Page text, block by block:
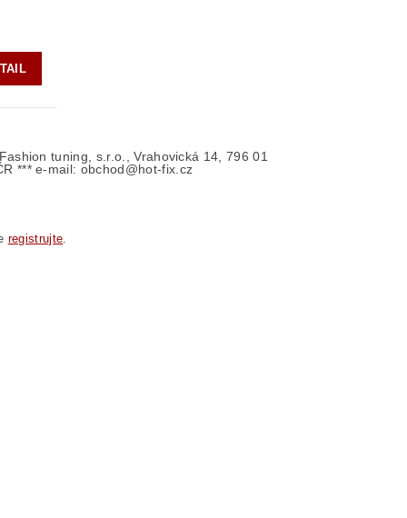
tuning, s.r.o., Vrahovická 14, 796 01
*** e-mail: obchod@hot-fix.cz
registrujte